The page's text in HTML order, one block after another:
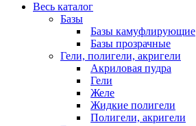
Весь каталог
Базы
Базы камуфлирующие
Базы прозрачные
Гели, полигели, акригели
Акриловая пудра
Гели
Желе
Жидкие полигели
Полигели, акригели